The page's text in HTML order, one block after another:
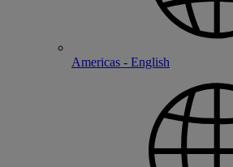
Americas - English